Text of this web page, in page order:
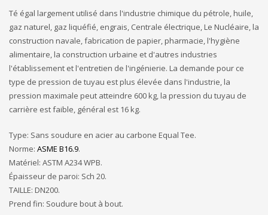
Té égal largement utilisé dans l'industrie chimique du pétrole, huile,
gaz naturel, gaz liquéfié, engrais, Centrale électrique, Le Nucléaire, la
construction navale, fabrication de papier, pharmacie, l'hygiène
alimentaire, la construction urbaine et d'autres industries
l'établissement et l'entretien de l'ingénierie. La demande pour ce
type de pression de tuyau est plus élevée dans l'industrie, la
pression maximale peut atteindre 600 kg, la pression du tuyau de
carrière est faible, général est 16 kg.
Type: Sans soudure en acier au carbone Equal Tee.
Norme: ASME B16.9.
Matériel: ASTM A234 WPB.
Épaisseur de paroi: Sch 20.
TAILLE: DN200.
Prend fin: Soudure bout à bout.